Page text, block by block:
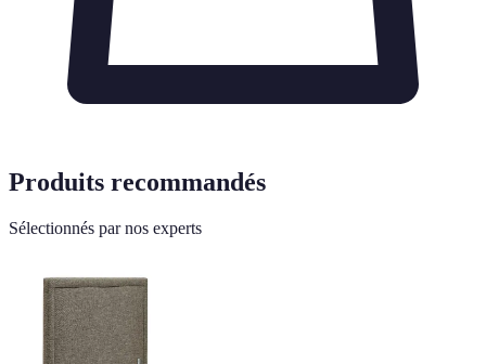
Produits recommandés
Sélectionnés par nos experts